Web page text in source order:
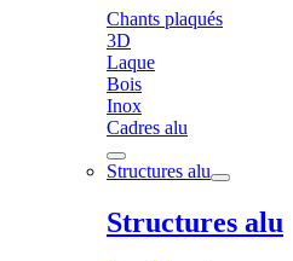
Chants plaqués
3D
Laque
Bois
Inox
Cadres alu
Structures alu
Structures alu